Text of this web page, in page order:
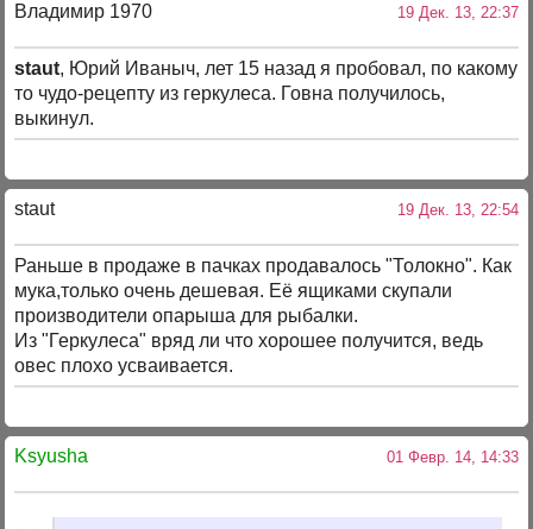
Владимир 1970 19 Дек. 13, 22:37
staut, Юрий Иваныч, лет 15 назад я пробовал, по какому
то чудо-рецепту из геркулеса. Говна получилось,
выкинул.
staut 19 Дек. 13, 22:54
Раньше в продаже в пачках продавалось "Толокно". Как
мука,только очень дешевая. Её ящиками скупали
производители опарыша для рыбалки.
Из "Геркулеса" вряд ли что хорошее получится, ведь
овес плохо усваивается.
Ksyusha 01 Февр. 14, 14:33